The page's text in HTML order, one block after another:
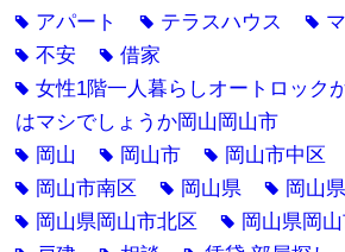
tag アパート tag テラスハウス tag
tag不安 tag借家
tag女性1階一人暮らしオートロック
はマシでしょうか岡山岡山市
tag 岡山 tag 岡山市 tag 岡山市中区
tag 岡山市南区 tag 岡山県 tag 岡山
tag 岡山県岡山市北区 tag 岡山県岡